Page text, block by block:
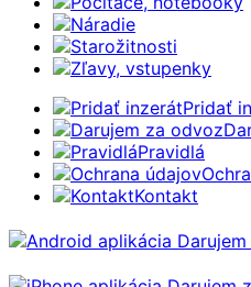
Náradie
Starožitnosti
Zľavy, vstupenky
Pridať
Pravidlá
Kontakt